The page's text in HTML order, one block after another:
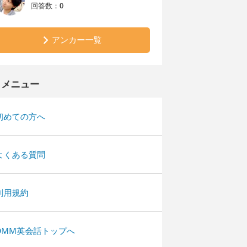
回答数： 0
アンカー一覧
メニュー
めての方へ
くある質問
用規約
英会話トップへ